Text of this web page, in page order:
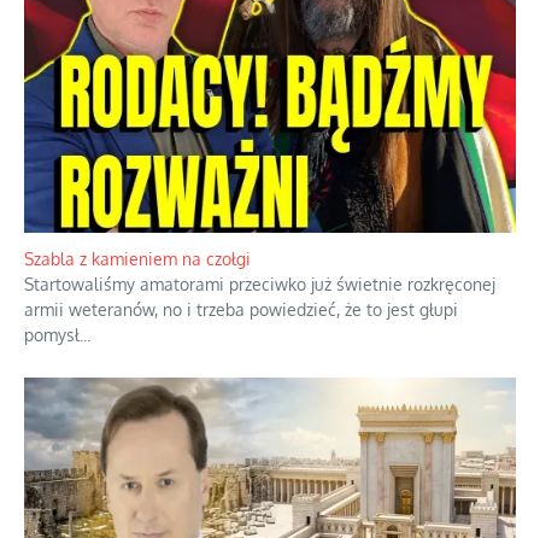
Szabla z kamieniem na czołgi
Startowaliśmy amatorami przeciwko już świetnie rozkręconej
armii weteranów, no i trzeba powiedzieć, że to jest głupi
pomysł